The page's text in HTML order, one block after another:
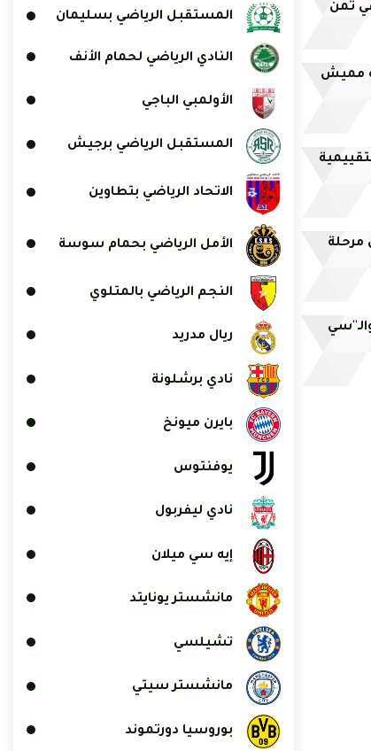
في ثمن
مميش
مرحلة
المستقبل الرياضي بسليمان
النادي الرياضي لحمام الأنف
الأولمبي الباجي
المستقبل الرياضي برجيش
الاتحاد الرياضي بتطاوين
الأمل الرياضي بحمام سوسة
النجم الرياضي بالمتلوي
ريال مدريد
نادي برشلونة
بايرن ميونخ
يوفنتوس
نادي ليفربول
إيه سي ميلان
مانشستر يونايتد
تشيلسي
مانشستر سيتي
بوروسيا دورتموند